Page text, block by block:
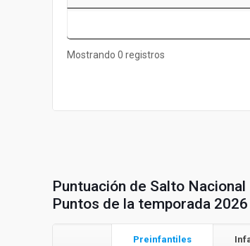
Mostrando 0 registros
Puntuación de Salto Nacional
Puntos de la temporada
Preinfantiles